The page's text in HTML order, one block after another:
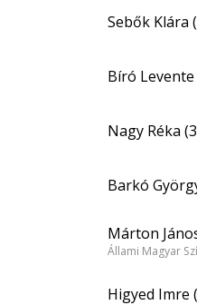
Sebők Klára
Bíró Levente
Nagy Réka
Barkó
Márton
Állami Magyar
Higyed Imre